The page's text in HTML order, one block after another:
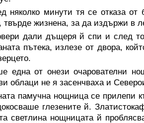
няколко минути тя се отказа
твърде жизнена, за да издържи в
дали дъщеря й спи и след
пътека, излезе от двора,
една от онези очарователни
облаци не я засенчваха и
памучна нощница се прилепи
глезените й.
светлина нощницата й